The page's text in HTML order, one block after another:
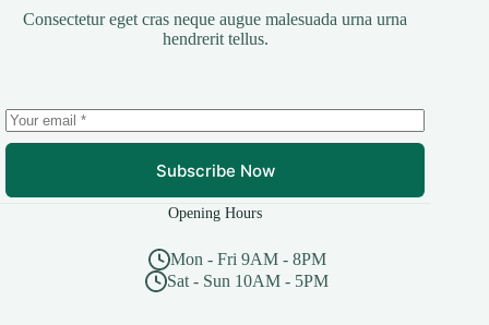
Consectetur eget cras neque augue malesuada urna urna
hendrerit tellus.
Subscribe Now
Opening Hours
Mon - Fri 9AM - 8PM
Sat - Sun 10AM - 5PM